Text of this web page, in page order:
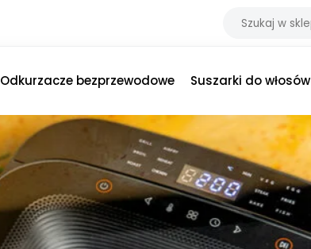
Odkurzacze bezprzewodowe Suszarki do włosów